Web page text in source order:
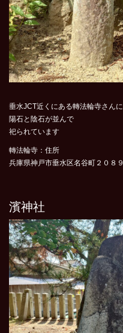
垂水JCT近くにある轉法輪寺さんに
陽石と陰石が並んで
祀られています
轉法輪寺：住所
兵庫県神戸市垂水区名谷町２０８９
濱神社